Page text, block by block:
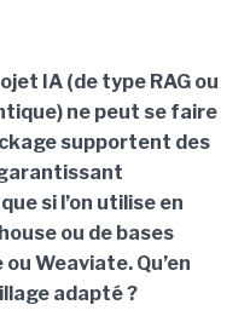
IA (de type RAG ou
ne peut se faire
supportent des
si l’on utilise en
ou de bases
Weaviate. Qu’en
adapté ?